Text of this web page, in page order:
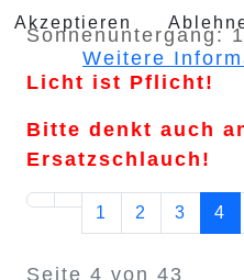
Sonnenuntergang:
Licht ist Pflicht!
Bitte denkt auch
Ersatzschlauch!
1 2 3 4
Seite 4 von 43
Akzeptieren
Weitere